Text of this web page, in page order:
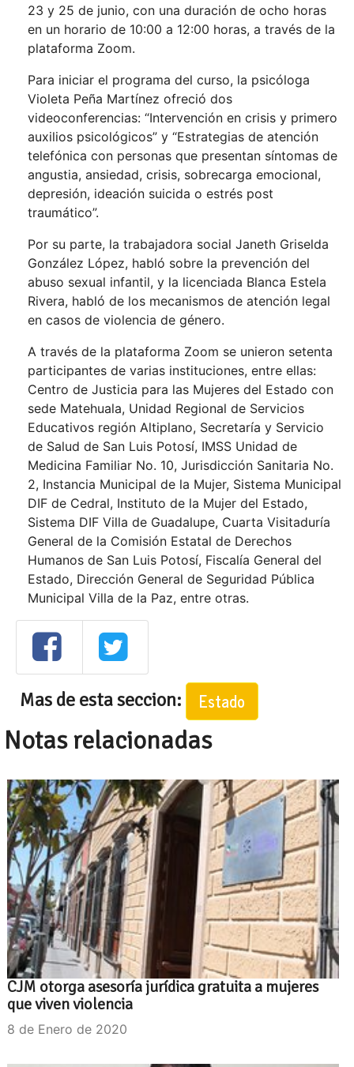
23 y 25 de junio, con una duración de ocho horas
en un horario de 10:00 a 12:00 horas, a través de la
plataforma Zoom.
Para iniciar el programa del curso, la psicóloga
Violeta Peña Martínez ofreció dos
videoconferencias: “Intervención en crisis y primero
auxilios psicológicos” y “Estrategias de atención
telefónica con personas que presentan síntomas de
angustia, ansiedad, crisis, sobrecarga emocional,
depresión, ideación suicida o estrés post
traumático”.
Por su parte, la trabajadora social Janeth Griselda
González López, habló sobre la prevención del
abuso sexual infantil, y la licenciada Blanca Estela
Rivera, habló de los mecanismos de atención legal
en casos de violencia de género.
A través de la plataforma Zoom se unieron setenta
participantes de varias instituciones, entre ellas:
Centro de Justicia para las Mujeres del Estado con
sede Matehuala, Unidad Regional de Servicios
Educativos región Altiplano, Secretaría y Servicio
de Salud de San Luis Potosí, IMSS Unidad de
Medicina Familiar No. 10, Jurisdicción Sanitaria No.
2, Instancia Municipal de la Mujer, Sistema Municipal
DIF de Cedral, Instituto de la Mujer del Estado,
Sistema DIF Villa de Guadalupe, Cuarta Visitaduría
General de la Comisión Estatal de Derechos
Humanos de San Luis Potosí, Fiscalía General del
Estado, Dirección General de Seguridad Pública
Municipal Villa de la Paz, entre otras.
Mas de esta seccion: Estado
Notas relacionadas
CJM otorga asesoría jurídica gratuita a mujeres
que viven violencia
8 de Enero de 2020